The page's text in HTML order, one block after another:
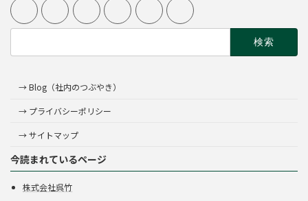
検
→ Blog（社内のつぶやき）
→ プライバシーポリシー
→ サイトマップ
今読まれているページ
株式会社呉竹